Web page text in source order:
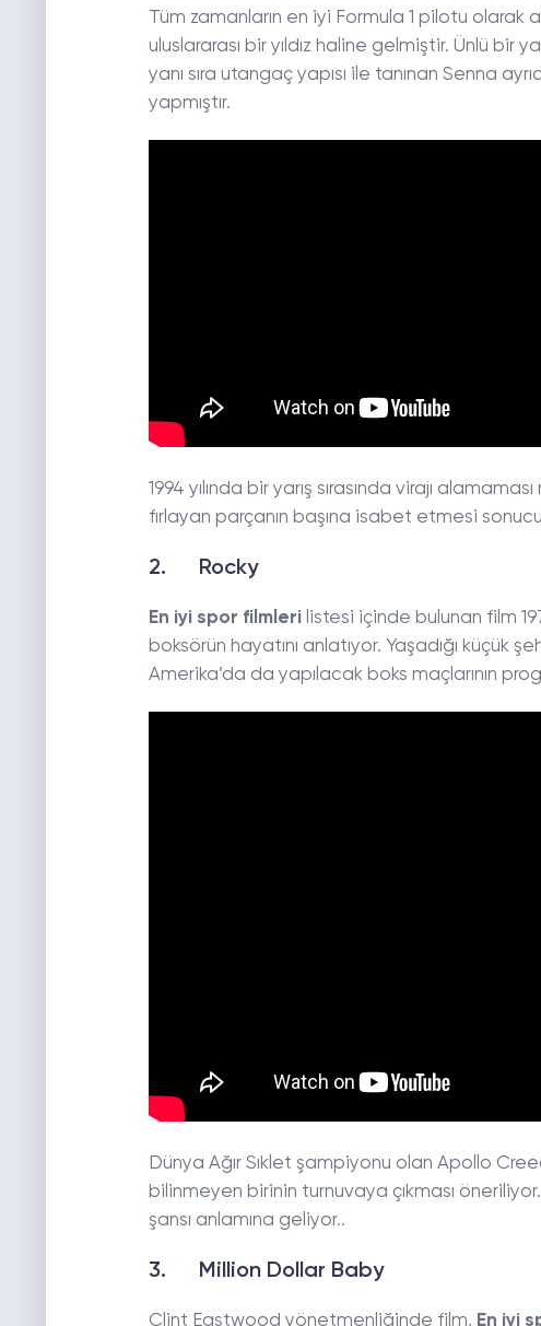
Tüm zamanların en iyi Formula 1 pilotu olarak
uluslararası bir yıldız haline gelmiştir. Ünlü bir
yanı sıra utangaç yapısı ile tanınan Senna
yapmıştır.
1994 yılında bir yarış sırasında virajı
fırlayan parçanın başına isabet etmesi
2. Rocky
En iyi spor filmlerilistesi içinde bulunan film
boksörün hayatını anlatıyor. Yaşadığı küçük
Amerika’da da yapılacak boks maçlarının
Dünya Ağır Sıklet şampiyonu olan Apollo
bilinmeyen birinin turnuvaya çıkması
şansı anlamına geliyor..
3. Million Dollar Baby
Clint Eastwood yönetmenliğinde film, En iyi